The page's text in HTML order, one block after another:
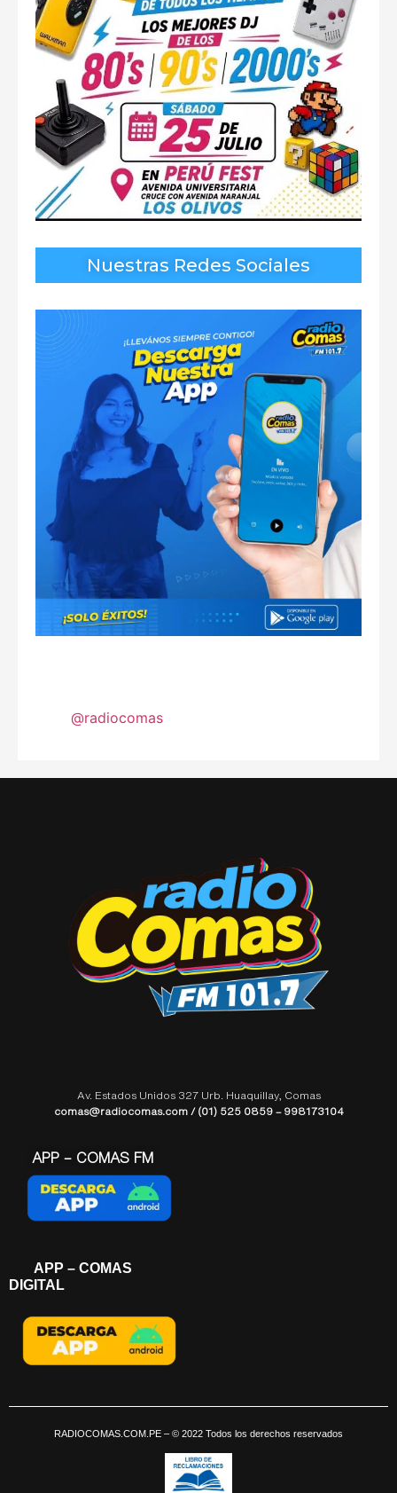
Nuestras Redes Sociales
@radiocomas
Av. Estados Unidos 327 Urb. Huaquillay, Comas
comas@radiocomas.com / (01) 525 0859 – 998173104
APP – COMAS FM
APP – COMAS
DIGITAL
RADIOCOMAS.COM.PE – © 2022 Todos los derechos reservados